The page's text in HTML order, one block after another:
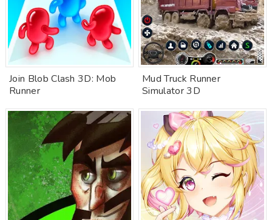
Join Blob Clash 3D: Mob
Runner
Mud Truck Runner
Simulator 3D